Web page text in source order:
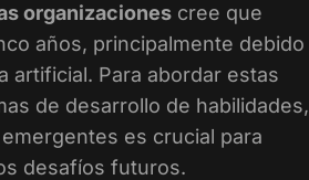
organizaciones cree que
años, principalmente debido
artificial. Para abordar estas
de desarrollo de habilidades,
es crucial para
desafíos futuros.